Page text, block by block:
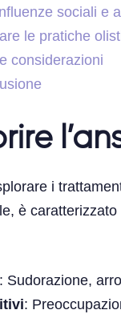
sociali e
le pratiche
considerazioni
i
è
: Sudorazione,
: